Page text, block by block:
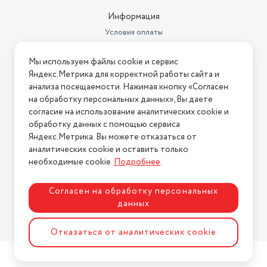
Информация
Условия оплаты
Условия возврата
Нашли ошибку на сайте? Напишите нам
2026 © Интернет-магазин "АстМаркет". У нас есть всё!
Политика конфиденциальности
Разработка сайтаASTDESIGN
Мы используем файлы cookie и сервис
Яндекс.Метрика для корректной работы сайта и
анализа посещаемости. Нажимая кнопку «Согласен
на обработку персональных данных», Вы даете
согласие на использование аналитических cookie и
обработку данных с помощью сервиса
Яндекс.Метрика. Вы можете отказаться от
аналитических cookie и оставить только
необходимые cookie.Подробнее.
Согласен на обработку персональных
данных
Отказаться от аналитических cookie